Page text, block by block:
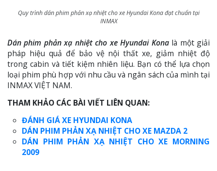
Quy trình dán phim phản xạ nhiệt cho xe Hyundai Kona đạt chuẩn tại
INMAX
Dán phim phản xạ nhiệt cho xe Hyundai Konalà một giải
pháp hiệu quả để bảo vệ nội thất xe, giảm nhiệt độ
trong cabin và tiết kiệm nhiên liệu. Bạn có thể lựa chọn
loại phim phù hợp với nhu cầu và ngân sách của mình tại
INMAX VIỆT NAM.
THAM KHẢO CÁC BÀI VIẾT LIÊN QUAN:
ĐÁNH GIÁ XE HYUNDAI KONA
DÁN PHIM PHẢN XẠ NHIỆT CHO XE MAZDA 2
DÁN PHIM PHẢN XẠ NHIỆT CHO XE MORNING
2009